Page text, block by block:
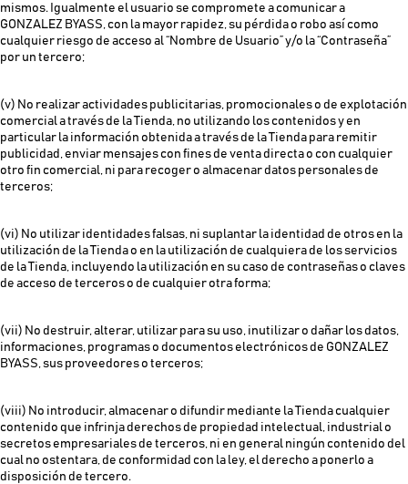
mismos. Igualmente el usuario se compromete a comunicar a
GONZALEZ BYASS, con la mayor rapidez, su pérdida o robo así como
cualquier riesgo de acceso al “Nombre de Usuario” y/o la “Contraseña”
por un tercero;
(v) No realizar actividades publicitarias, promocionales o de explotación
comercial a través de la Tienda, no utilizando los contenidos y en
particular la información obtenida a través de la Tienda para remitir
publicidad, enviar mensajes con fines de venta directa o con cualquier
otro fin comercial, ni para recoger o almacenar datos personales de
terceros;
(vi) No utilizar identidades falsas, ni suplantar la identidad de otros en la
utilización de la Tienda o en la utilización de cualquiera de los servicios
de la Tienda, incluyendo la utilización en su caso de contraseñas o claves
de acceso de terceros o de cualquier otra forma;
(vii) No destruir, alterar, utilizar para su uso, inutilizar o dañar los datos,
informaciones, programas o documentos electrónicos de GONZALEZ
BYASS, sus proveedores o terceros;
(viii) No introducir, almacenar o difundir mediante la Tienda cualquier
contenido que infrinja derechos de propiedad intelectual, industrial o
secretos empresariales de terceros, ni en general ningún contenido del
cual no ostentara, de conformidad con la ley, el derecho a ponerlo a
disposición de tercero.